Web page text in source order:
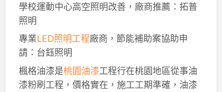
學校運動中心高空照明改善，廠商推薦：拓普
照明
專業LED照明工程廠商，節能補助案協助申
請：台鈺照明
楓格油漆是桃園油漆工程行在桃園地區從事油
漆粉刷工程，價格實在，施工工期準確，油漆